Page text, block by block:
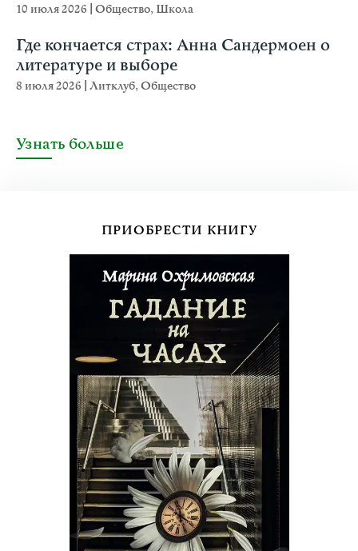
10 июля 2026 Общество, Школа
Где кончается страх: Анна Сандермоен о
литературе и выборе
8 июля 2026 Литклуб,Общество
Узнать больше
ПРИОБРЕСТИ КНИГУ